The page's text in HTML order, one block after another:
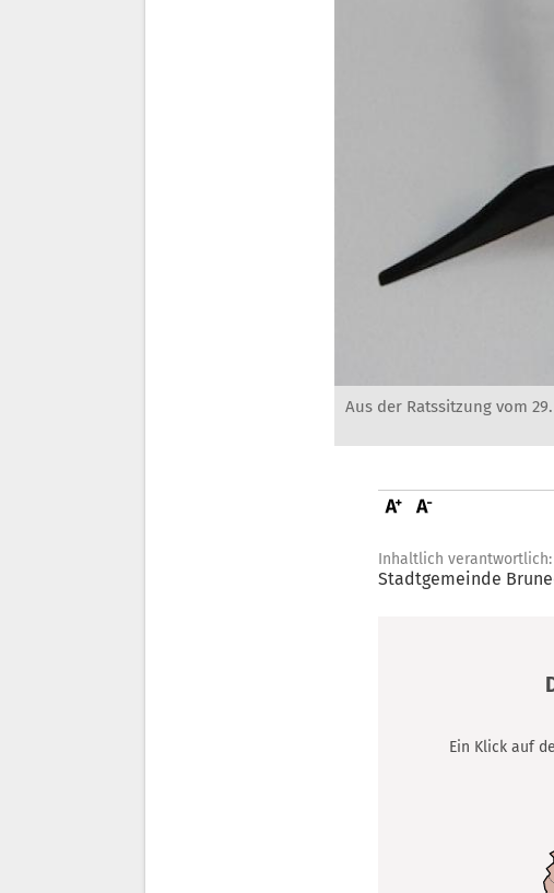
Aus der Ratssitzung vom
Inhaltlich verantwortlich:
Stadtgemeinde
Ein Klick auf